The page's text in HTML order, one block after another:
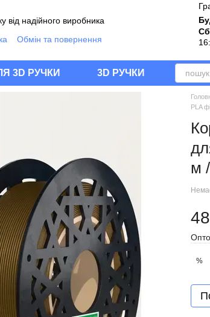
від надійного виробника
Обмін та повернення
3D РУЧКИ 3D РУЧКИ
PLA
м
%